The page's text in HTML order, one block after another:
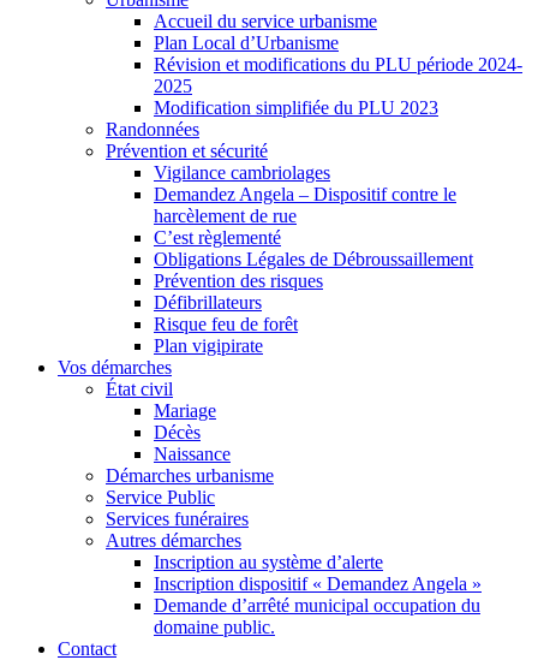
Accueil du service urbanisme
Plan Local d’Urbanisme
Révision et modifications du PLU période 2024-
2025
Modification simplifiée du PLU 2023
Randonnées
Prévention et sécurité
Vigilance cambriolages
Demandez Angela – Dispositif contre le
harcèlement de rue
C’est règlementé
Obligations Légales de Débroussaillement
Prévention des risques
Défibrillateurs
Risque feu de forêt
Plan vigipirate
Vos démarches
État civil
Mariage
Décès
Naissance
Démarches urbanisme
Service Public
Services funéraires
Autres démarches
Inscription au système d’alerte
Inscription dispositif « Demandez Angela »
Demande d’arrêté municipal occupation du
domaine public.
Contact